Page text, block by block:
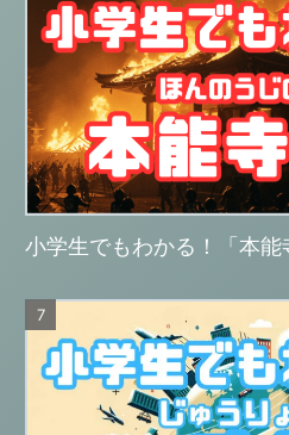
小学生でもわかる！「本能